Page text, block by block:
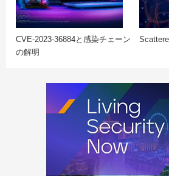
CVE-2023-36884と感染チェーン
の解明